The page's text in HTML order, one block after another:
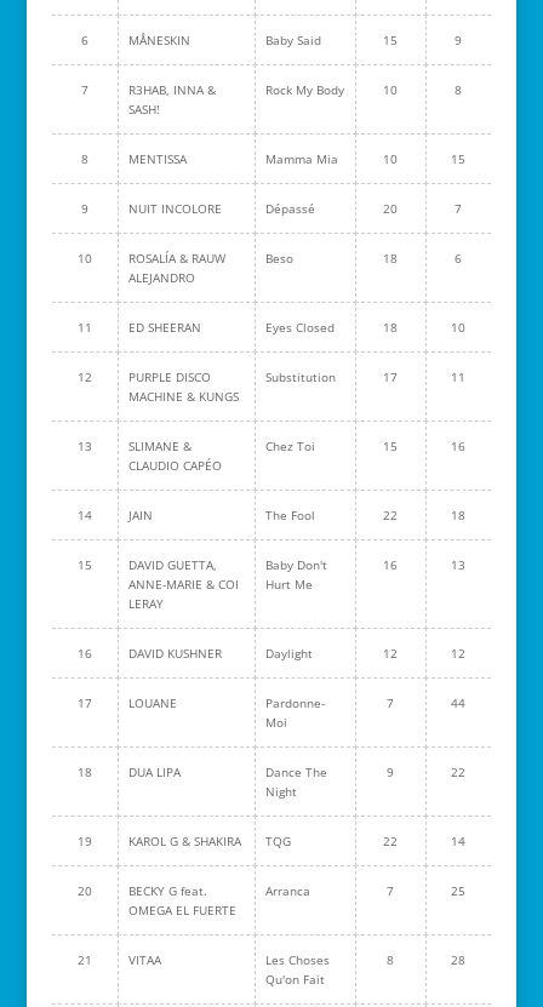
6 MÅNESKIN Baby Said 15 9
7
R3HAB, INNA &
SASH!
Rock My Body 10 8
8 MENTISSA Mamma Mia 10 15
9 NUIT INCOLORE Dépassé 20 7
10
ROSALÍA & RAUW
ALEJANDRO
Beso 18 6
11 ED SHEERAN Eyes Closed 18 10
12
PURPLE DISCO
MACHINE & KUNGS
Substitution 17 11
13
SLIMANE &
CLAUDIO CAPÉO
Chez Toi 15 16
14 JAIN The Fool 22 18
15
DAVID GUETTA,
ANNE-MARIE & COI
LERAY
Baby Don't
Hurt Me
16 13
16 DAVID KUSHNER Daylight 12 12
17 LOUANE
Pardonne-
Moi
7 44
18 DUA LIPA
Dance The
Night
9 22
19 KAROL G & SHAKIRA TQG 22 14
20
BECKY G feat.
OMEGA EL FUERTE
Arranca 7 25
21 VITAA
Les Choses
Qu'on Fait
8 28